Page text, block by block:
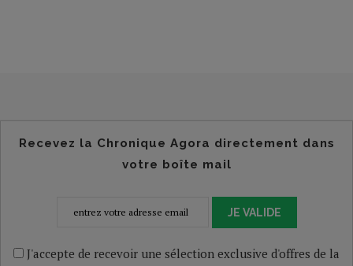
Recevez la Chronique Agora directement dans
votre boîte mail
JE VALIDE
J'accepte de recevoir une sélection exclusive d'offres de la